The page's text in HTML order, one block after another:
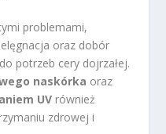
problemami,
oraz dobór
potrzeb cery dojrzałej.
naskórka oraz
UV również
zdrowej i